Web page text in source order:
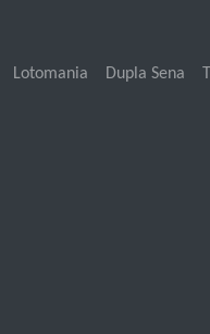
Lotomania Dupla Sena